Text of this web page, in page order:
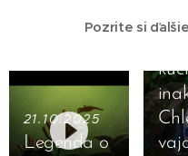
Pozrite si
21.10.2025
Legenda o